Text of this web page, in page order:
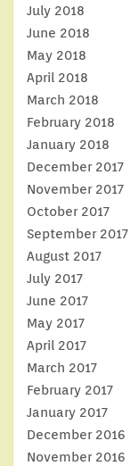
July 2018
June 2018
May 2018
April 2018
March 2018
February 2018
January 2018
December 2017
November 2017
October 2017
September 2017
August 2017
July 2017
June 2017
May 2017
April 2017
March 2017
February 2017
January 2017
December 2016
November 2016